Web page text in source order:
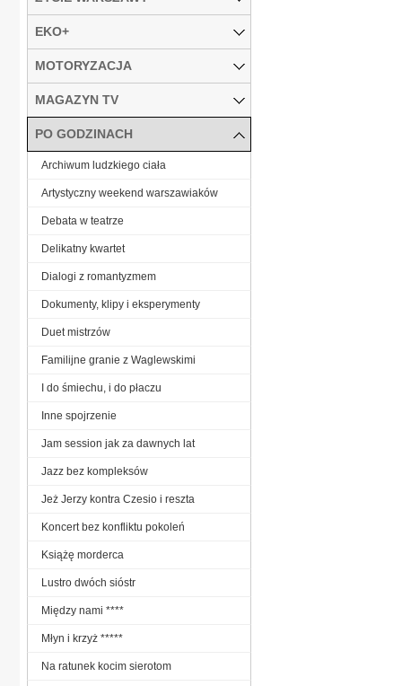
EKO+
MOTORYZACJA
MAGAZYN TV
PO GODZINACH
Archiwum ludzkiego ciała
Artystyczny weekend warszawiaków
Debata w teatrze
Delikatny kwartet
Dialogi z romantyzmem
Dokumenty, klipy i eksperymenty
Duet mistrzów
Familijne granie z Waglewskimi
I do śmiechu, i do płaczu
Inne spojrzenie
Jam session jak za dawnych lat
Jazz bez kompleksów
Jeż Jerzy kontra Czesio i reszta
Koncert bez konfliktu pokoleń
Książę morderca
Lustro dwóch sióstr
Między nami ****
Młyn i krzyż *****
Na ratunek kocim sierotom